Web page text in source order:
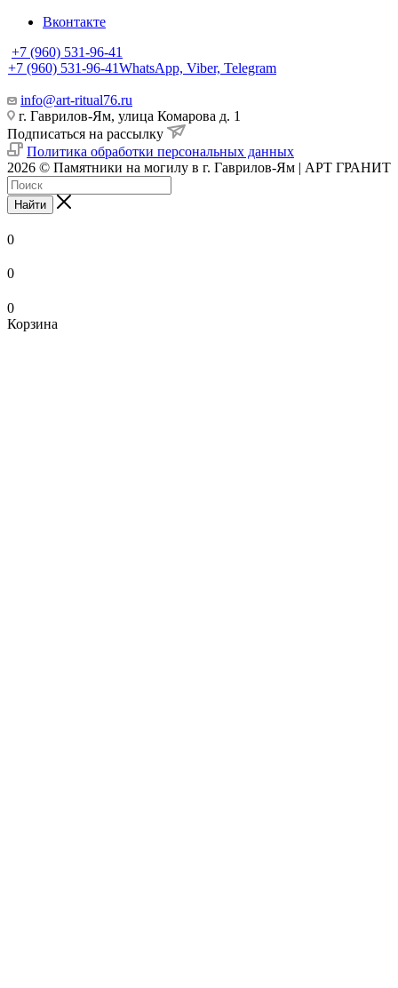
Вконтакте
+7 (960) 531-96-41
+7 (960) 531-96-41WhatsApp, Viber, Telegram
info@art-ritual76.ru
г. Гаврилов-Ям, улица Комарова д. 1
Подписаться на рассылку
Политика обработки персональных данных
2026 © Памятники на могилу в г. Гаврилов-Ям | АРТ ГРАНИТ
Найти
0
0
0
Корзина